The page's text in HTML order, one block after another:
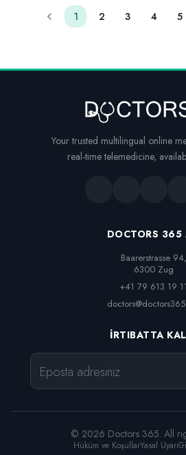
1 2 3 4 5
Your trusted multilingual online
real-time telemedicine,
DOCTORS 365
Baarerstrasse 94,
6300 Zug
+41 79 613 19 11
İRTIBATTA
Eposta adresiniz
© 2026 Doctors 365. All
Hüküm ve KoşullarYasal Uyarı